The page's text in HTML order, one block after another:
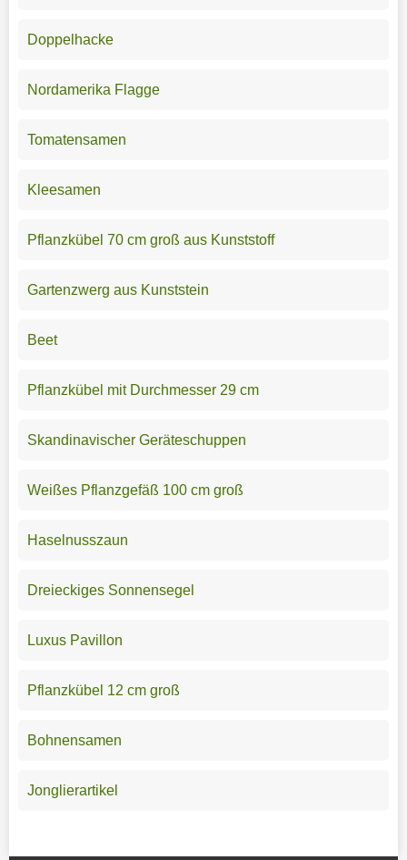
Doppelhacke
Nordamerika Flagge
Tomatensamen
Kleesamen
Pflanzkübel 70 cm groß aus Kunststoff
Gartenzwerg aus Kunststein
Beet
Pflanzkübel mit Durchmesser 29 cm
Skandinavischer Geräteschuppen
Weißes Pflanzgefäß 100 cm groß
Haselnusszaun
Dreieckiges Sonnensegel
Luxus Pavillon
Pflanzkübel 12 cm groß
Bohnensamen
Jonglierartikel